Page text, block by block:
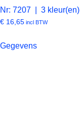
Nr: 7207 | 3 kleur(en)
€ 16,65 incl BTW
Gegevens